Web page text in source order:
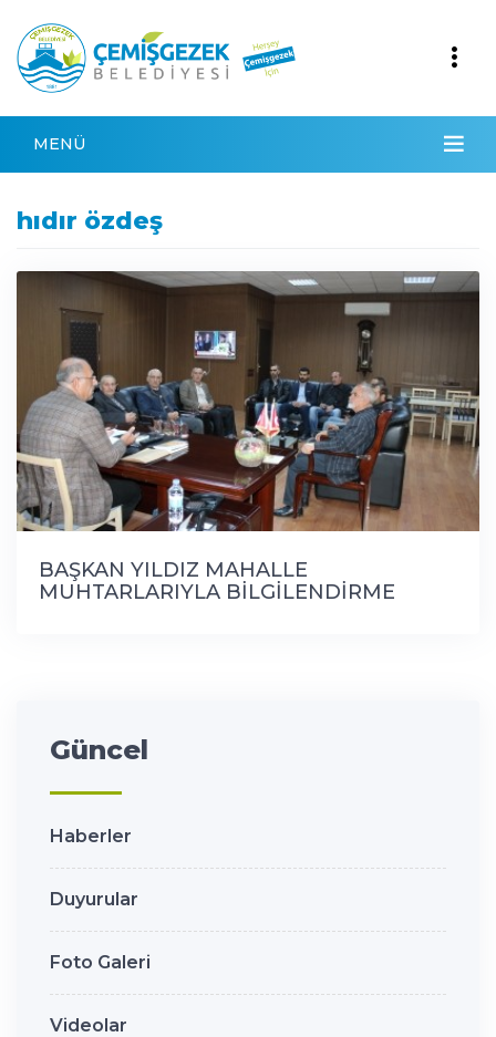
MENÜ
hıdır özdeş
BAŞKAN YILDIZ MAHALLE
MUHTARLARIYLA BİLGİLENDİRME
Güncel
Haberler
Duyurular
Foto Galeri
Videolar